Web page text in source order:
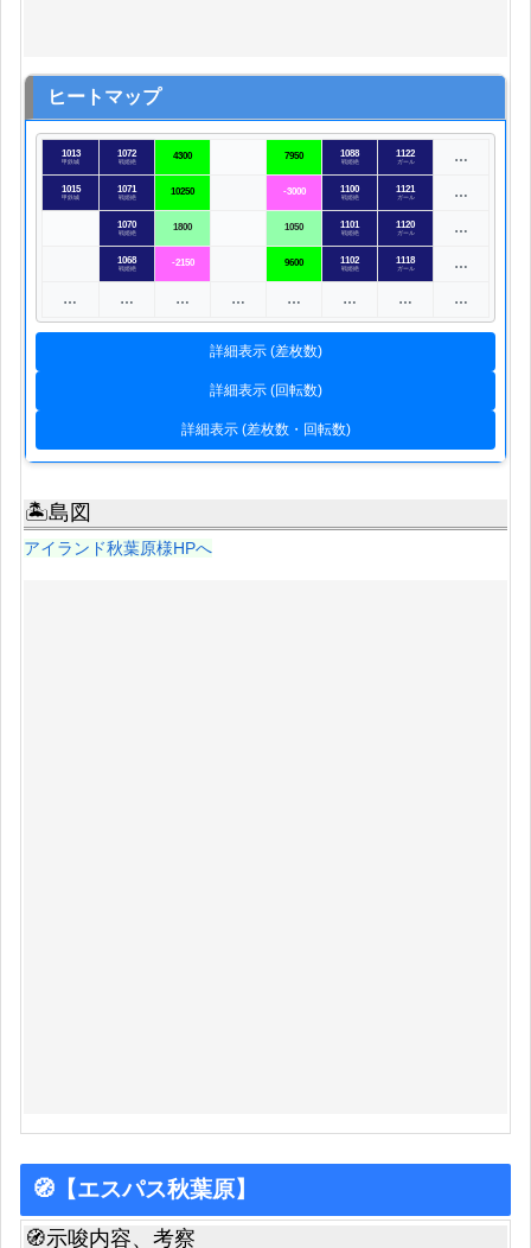
ヒートマップ
1013
甲鉄城
1072
戦姫絶 4300 7950 1088
戦姫絶
1122
ガール …
1015
甲鉄城
1071
戦姫絶 10250 -3000 1100
戦姫絶
1121
ガール …
1070
戦姫絶 1800 1050 1101
戦姫絶
1120
ガール …
1068
戦姫絶 -2150 9600 1102
戦姫絶
1118
ガール …
… … … … … … … …
詳細表示 (差枚数)
詳細表示 (回転数)
詳細表示 (差枚数・回転数)
🏝島図
アイランド秋葉原様HPへ
🧭【エスパス秋葉原】
🧭示唆内容、考察